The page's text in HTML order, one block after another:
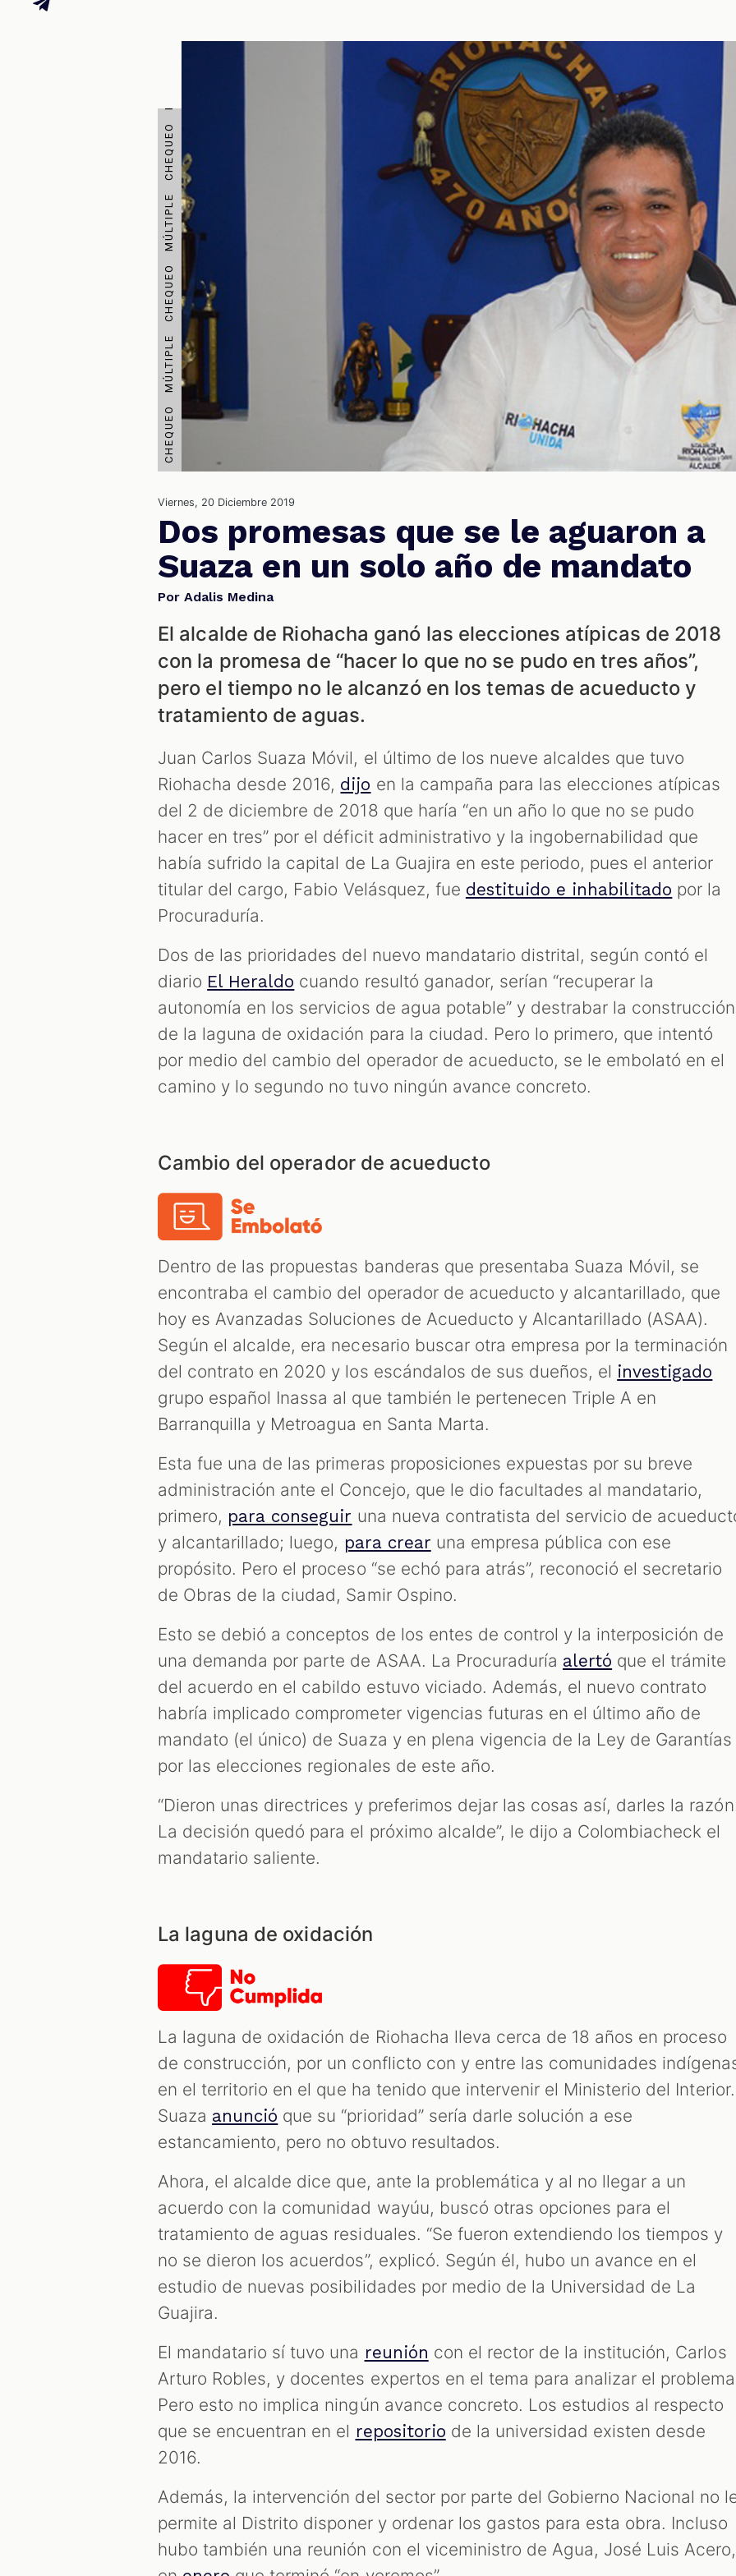
Viernes, 20 Diciembre 2019
Dos promesas que se le aguaron a
Suaza en un solo año de mandato
Por Adalis Medina
El alcalde de Riohacha ganó las elecciones atípicas de 2018
con la promesa de “hacer lo que no se pudo en tres años”,
pero el tiempo no le alcanzó en los temas de acueducto y
tratamiento de aguas.
Juan Carlos Suaza Móvil, el último de los nueve alcaldes que tuvo
Riohacha desde 2016, dijo en la campaña para las elecciones atípicas
del 2 de diciembre de 2018 que haría “en un año lo que no se pudo
hacer en tres” por el déficit administrativo y la ingobernabilidad que
había sufrido la capital de La Guajira en este periodo, pues el anterior
titular del cargo, Fabio Velásquez, fue destituido e inhabilitado por la
Procuraduría.
Dos de las prioridades del nuevo mandatario distrital, según contó el
diario El Heraldo cuando resultó ganador, serían “recuperar la
autonomía en los servicios de agua potable” y destrabar la construcción
de la laguna de oxidación para la ciudad. Pero lo primero, que intentó
por medio del cambio del operador de acueducto, se le embolató en el
camino y lo segundo no tuvo ningún avance concreto.
Cambio del operador de acueducto
Dentro de las propuestas banderas que presentaba Suaza Móvil, se
encontraba el cambio del operador de acueducto y alcantarillado, que
hoy es Avanzadas Soluciones de Acueducto y Alcantarillado (ASAA).
Según el alcalde, era necesario buscar otra empresa por la terminación
del contrato en 2020 y los escándalos de sus dueños, el investigado
grupo español Inassa al que también le pertenecen Triple A en
Barranquilla y Metroagua en Santa Marta.
Esta fue una de las primeras proposiciones expuestas por su breve
administración ante el Concejo, que le dio facultades al mandatario,
primero, para conseguir una nueva contratista del servicio de
y alcantarillado; luego, para crear una empresa pública con ese
propósito. Pero el proceso “se echó para atrás”, reconoció el secretario
de Obras de la ciudad, Samir Ospino.
Esto se debió a conceptos de los entes de control y la interposición de
una demanda por parte de ASAA. La Procuraduría alertó que el trámite
del acuerdo en el cabildo estuvo viciado. Además, el nuevo contrato
habría implicado comprometer vigencias futuras en el último año de
mandato (el único) de Suaza y en plena vigencia de la Ley de Garantías
por las elecciones regionales de este año.
“Dieron unas directrices y preferimos dejar las cosas así, darles la
La decisión quedó para el próximo alcalde”, le dijo a Colombiacheck el
mandatario saliente.
La laguna de oxidación
La laguna de oxidación de Riohacha lleva cerca de 18 años en proceso
de construcción, por un conflicto con y entre las comunidades
en el territorio en el que ha tenido que intervenir el Ministerio del Interior.
Suaza anunció que su “prioridad” sería darle solución a ese
estancamiento, pero no obtuvo resultados.
Ahora, el alcalde dice que, ante la problemática y al no llegar a un
acuerdo con la comunidad wayúu, buscó otras opciones para el
tratamiento de aguas residuales. “Se fueron extendiendo los tiempos y
no se dieron los acuerdos”, explicó. Según él, hubo un avance en el
estudio de nuevas posibilidades por medio de la Universidad de La
Guajira.
El mandatario sí tuvo una reunión con el rector de la institución, Carlos
Arturo Robles, y docentes expertos en el tema para analizar el
Pero esto no implica ningún avance concreto. Los estudios al respecto
que se encuentran en el repositorio de la universidad existen desde
2016.
Además, la intervención del sector por parte del Gobierno Nacional no
permite al Distrito disponer y ordenar los gastos para esta obra. Incluso
hubo también una reunión con el viceministro de Agua, José Luis Acero,